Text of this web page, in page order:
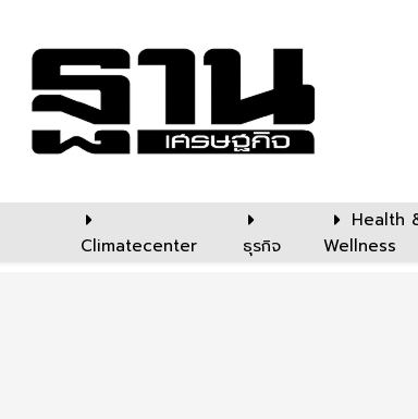
Climatecenter ธุรกิจ
Health
Wellness